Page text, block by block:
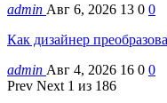
admin Авг 6, 2026 13 0 0
Как дизайнер
admin Авг 4, 2026 16 0 0
Prev Next 1 из 186